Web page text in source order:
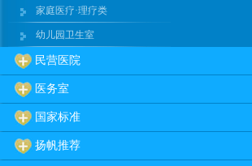
家庭医疗·理疗类
幼儿园卫生室
民营医院
医务室
国家标准
扬帆推荐